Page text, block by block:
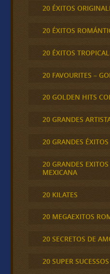
20 ÉXITOS
20 ÉXITOS
20 ÉXITOS
20 FAVOURITES –
20 GOLDEN HITS
20 GRANDES
20 GRANDES ÉXITOS
20 GRANDES
MEXICANA
20 KILATES
20 MEGAEXITOS
20 SECRETOS DE
20 SUPER SUCESSOS